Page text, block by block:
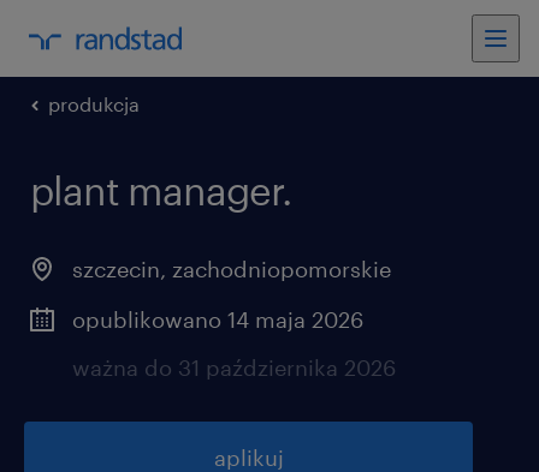
produkcja
plant manager.
szczecin, zachodniopomorskie
opublikowano 14 maja 2026
ważna do 31 października 2026
aplikuj